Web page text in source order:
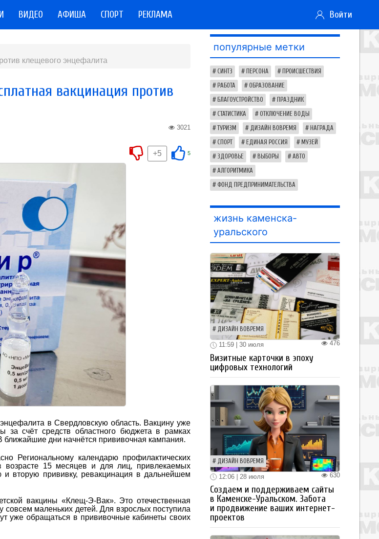
ВИДЕО АФИША СПОРТ РЕКЛАМА Войти
клещевого энцефалита
вакцинация против
3021
5
+5
в Свердловскую область. Вакцину уже
за счёт средств областного бюджета в рамках
дни начнётся прививочная кампания.
Региональному календарю профилактических
15 месяцев и для лиц, привлекаемых
вторую прививку, ревакцинация в дальнейшем
вакцины «Клещ-Э-Вак». Это отечественная
маленьких детей. Для взрослых поступила
уже обращаться в прививочные кабинеты своих
популярные метки
СИНТЗ ПЕРСОНА ПРОИСШЕСТВИЯ
РАБОТА ОБРАЗОВАНИЕ
БЛАГОУСТРОЙСТВО ПРАЗДНИК
СТАТИСТИКА ОТКЛЮЧЕНИЕ ВОДЫ
ТУРИЗМ ДИЗАЙН ВОВРЕМЯ НАГРАДА
СПОРТ ЕДИНАЯ РОССИЯ МУЗЕЙ
ЗДОРОВЬЕ ВЫБОРЫ АВТО
АЛГОРИТМИКА
ФОНД ПРЕДПРИНИМАТЕЛЬСТВА
жизнь каменска-
уральского
ДИЗАЙН ВОВРЕМЯ
476
11:59 | 30 июля
Визитные карточки в эпоху
цифровых технологий
ДИЗАЙН ВОВРЕМЯ
630
12:06 | 28 июля
Создаем и поддерживаем сайты
в Каменске-Уральском. Забота
и продвижение ваших интернет-
проектов